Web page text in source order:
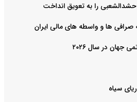
را به تعویق انداخت
صرافی ها و واسطه های مالی ایران
جهان در سال ۲۰۲۶
سیاه